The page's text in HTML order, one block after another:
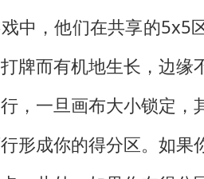
中，他们在共享的5x5
牌而有机地生长，边缘
，一旦画布大小锁定，
形成你的得分区。如果